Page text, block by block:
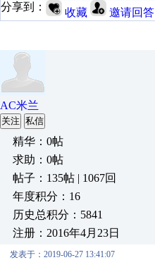
分享到： 收藏 邀请回答
AC米兰
关注 私信
精华：0帖
求助：0帖
帖子：135帖 | 1067回
年度积分：16
历史总积分：5841
注册：2016年4月23日
发表于：2019-06-27 13:41:07